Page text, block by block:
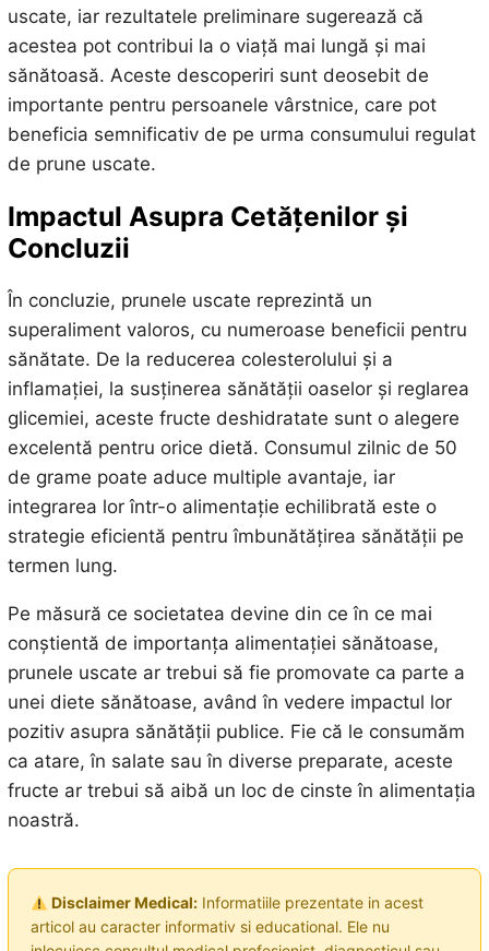
uscate, iar rezultatele preliminare sugerează că
acestea pot contribui la o viață mai lungă și mai
sănătoasă. Aceste descoperiri sunt deosebit de
importante pentru persoanele vârstnice, care pot
beneficia semnificativ de pe urma consumului regulat
de prune uscate.
Impactul Asupra Cetățenilor și
Concluzii
În concluzie, prunele uscate reprezintă un
superaliment valoros, cu numeroase beneficii pentru
sănătate. De la reducerea colesterolului și a
inflamației, la susținerea sănătății oaselor și reglarea
glicemiei, aceste fructe deshidratate sunt o alegere
excelentă pentru orice dietă. Consumul zilnic de 50
de grame poate aduce multiple avantaje, iar
integrarea lor într-o alimentație echilibrată este o
strategie eficientă pentru îmbunătățirea sănătății pe
termen lung.
Pe măsură ce societatea devine din ce în ce mai
conștientă de importanța alimentației sănătoase,
prunele uscate ar trebui să fie promovate ca parte a
unei diete sănătoase, având în vedere impactul lor
pozitiv asupra sănătății publice. Fie că le consumăm
ca atare, în salate sau în diverse preparate, aceste
fructe ar trebui să aibă un loc de cinste în alimentația
noastră.
Disclaimer Medical:Informatiile prezentate in acest
articol au caracter informativ si educational. Ele nu